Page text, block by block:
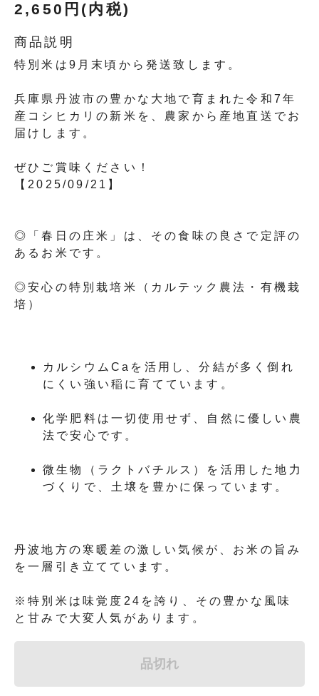
2,650円(内税)
商品説明
特別米は9月末頃から発送致します。
兵庫県丹波市の豊かな大地で育まれた令和7年
産コシヒカリの新米を、農家から産地直送でお
届けします。
ぜひご賞味ください！
【2025/09/21】
◎「春日の庄米」は、その食味の良さで定評の
あるお米です。
◎安心の特別栽培米（カルテック農法・有機栽
培）
カルシウムCaを活用し、分結が多く倒れ
にくい強い稲に育てています。
化学肥料は一切使用せず、自然に優しい農
法で安心です。
微生物（ラクトバチルス）を活用した地力
づくりで、土壌を豊かに保っています。
丹波地方の寒暖差の激しい気候が、お米の旨み
を一層引き立てています。
※特別米は味覚度24を誇り、その豊かな風味
と甘みで大変人気があります。
品切れ